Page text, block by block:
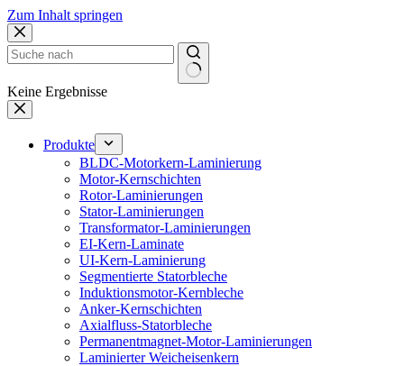
Zum Inhalt springen
Keine Ergebnisse
Produkte
BLDC-Motorkern-Laminierung
Motor-Kernschichten
Rotor-Laminierungen
Stator-Laminierungen
Transformator-Laminierungen
EI-Kern-Laminate
UI-Kern-Laminierung
Segmentierte Statorbleche
Induktionsmotor-Kernbleche
Anker-Kernschichten
Axialfluss-Statorbleche
Permanentmagnet-Motor-Laminierungen
Laminierter Weicheisenkern